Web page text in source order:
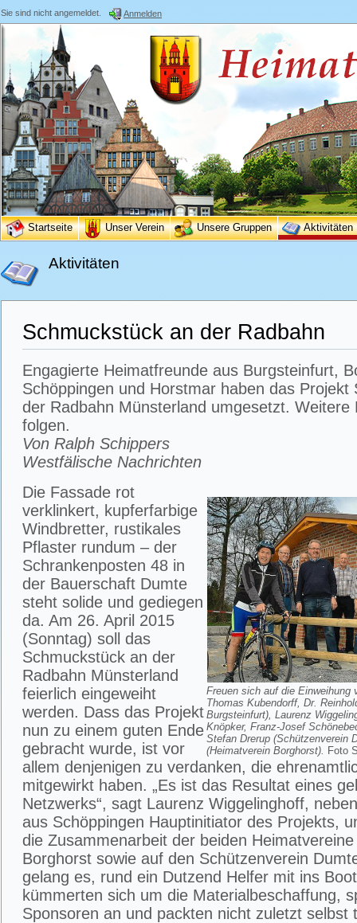
Sie sind nicht angemeldet. Anmelden
Startseite Unser Verein Unsere Gruppen Aktivitäten
Aktivitäten
Schmuckstück an der Radbahn
Engagierte Heimatfreunde aus Burgsteinfurt,
Schöppingen und Horstmar haben das Projekt
der Radbahn Münsterland umgesetzt. Weitere
folgen.
Von Ralph Schippers
Westfälische Nachrichten
Freuen sich auf die Einweihung
Thomas Kubendorff, Dr.
Burgsteinfurt), Laurenz
Knöpker, Franz-Josef
Stefan Drerup (Schützenverein
(Heimatverein Borghorst). Foto
Die Fassade rot
verklinkert, kupferfarbige
Windbretter, rustikales
Pflaster rundum – der
Schrankenposten 48 in
der Bauerschaft Dumte
steht solide und gediegen
da. Am 26. April 2015
(Sonntag) soll das
Schmuckstück an der
Radbahn Münsterland
feierlich eingeweiht
werden. Dass das Projekt
nun zu einem guten Ende
gebracht wurde, ist vor
allem denjenigen zu verdanken, die
mitgewirkt haben. „Es ist das Resultat eines
Netzwerks“, sagt Laurenz Wiggelinghoff,
aus Schöppingen Hauptinitiator des Projekts,
die Zusammenarbeit der beiden
Borghorst sowie auf den Schützenverein
gelang es, rund ein Dutzend Helfer mit ins
kümmerten sich um die Materialbeschaffung,
Sponsoren an und packten nicht zuletzt selbst